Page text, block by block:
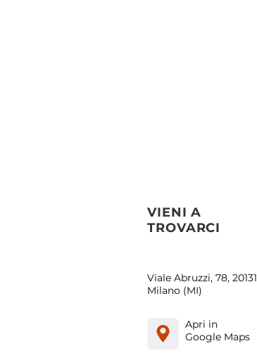
VIENI A
TROVARCI
Viale Abruzzi, 78, 20131
Milano (MI)
Apri in
Google Maps